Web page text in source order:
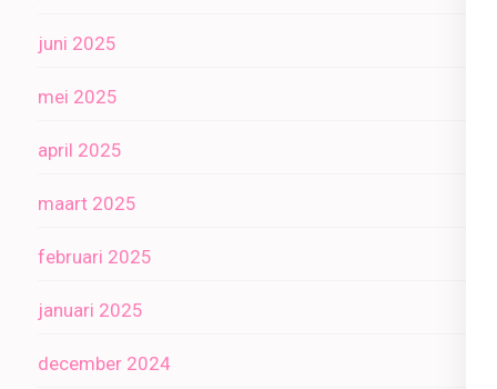
juni 2025
mei 2025
april 2025
maart 2025
februari 2025
januari 2025
december 2024